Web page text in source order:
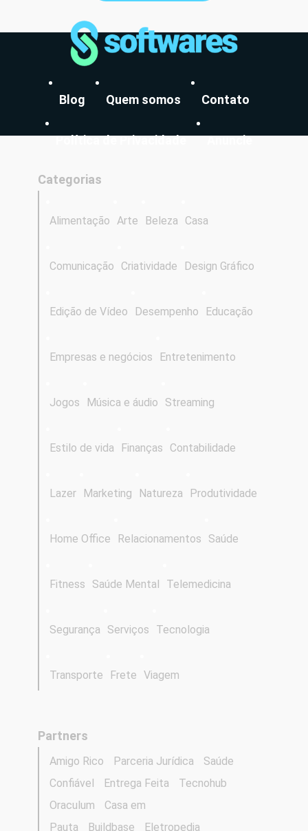
Blog Quem somos Contato
Política de Privacidade Anuncie
Categorias
Alimentação Arte Beleza Casa
Comunicação Criatividade Design Gráfico
Edição de Vídeo Desempenho Educação
Empresas e negócios Entretenimento
Jogos Música e áudio Streaming
Estilo de vida Finanças Contabilidade
Lazer Marketing Natureza Produtividade
Home Office Relacionamentos Saúde
Fitness Saúde Mental Telemedicina
Segurança Serviços Tecnologia
Transporte Frete Viagem
Partners
Amigo Rico Parceria Jurídica
Saúde
Confiável
Entrega Feita
Tecnohub
Oraculum
Casa em
Pauta
Buildbase Eletropedia